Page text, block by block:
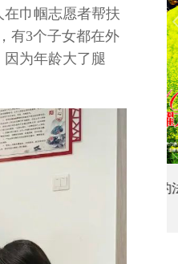
巾帼志愿者帮扶
有3个子女都在外
为年龄大了腿
瑞瑞：做绣娘身边的法